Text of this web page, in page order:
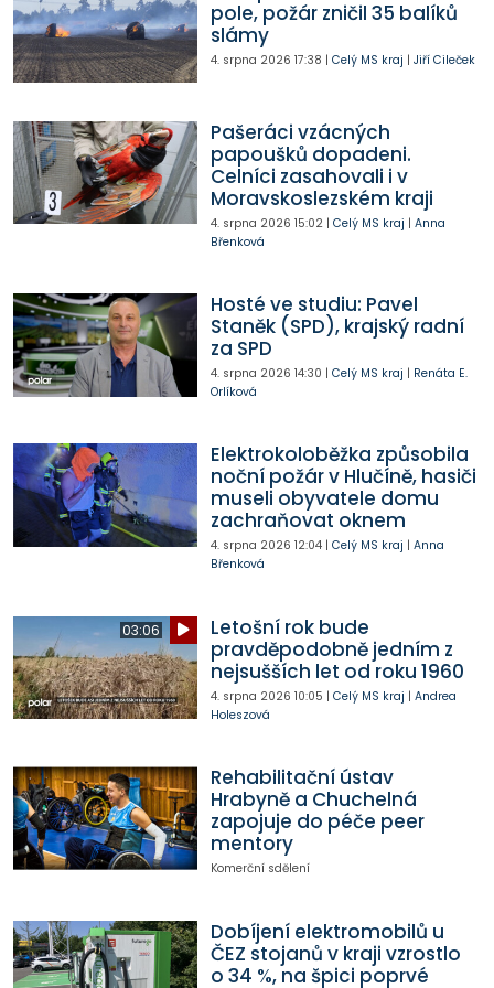
pole, požár zničil 35 balíků
slámy
4. srpna 2026 17:38 | Celý MS kraj | Jiří Cileček
Pašeráci vzácných
papoušků dopadeni.
Celníci zasahovali i v
Moravskoslezském kraji
4. srpna 2026 15:02| Celý MS kraj | Anna
Břenková
Hosté ve studiu: Pavel
Staněk (SPD), krajský radní
za SPD
4. srpna 2026 14:30 | Celý MS kraj | Renáta E.
Orlíková
Elektrokoloběžka způsobila
noční požár v Hlučíně, hasiči
museli obyvatele domu
zachraňovat oknem
4. srpna 2026 12:04| Celý MS kraj | Anna
Břenková
03:06
Letošní rok bude
pravděpodobně jedním z
nejsušších let od roku 1960
4. srpna 2026 10:05 | Celý MS kraj | Andrea
Holeszová
Rehabilitační ústav
Hrabyně a Chuchelná
zapojuje do péče peer
mentory
Komerční sdělení
Dobíjení elektromobilů u
ČEZ stojanů v kraji vzrostlo
o 34 %, na špici poprvé